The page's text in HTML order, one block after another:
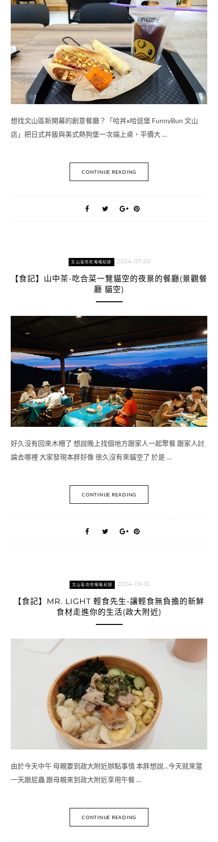
想找文山區新開幕的創意餐廳？「哈丼x哈逗堡 FunnyBun 文山
店」把日式丼飯與美式熱狗堡一次端上桌，平價大 …
CONTINUE READING
文山區吃吃喝喝紀錄 2024-07-20
【食記】山中茶-吃合菜一覽貓空的夜景的餐廳(景觀餐
廳 貓空)
好久沒有回來木柵了 想說晚上找個地方跟家人一起聚餐 跟家人討
論去哪裡 大家發現本胖好像 很久沒有來貓空了 於是 …
CONTINUE READING
文山區吃吃喝喝紀錄 2024-03-12
【食記】MR. LIGHT 輕食先生-讓輕食無負擔的新鮮
食材走進你的生活(政大附近)
由於今天中午 母親要到政大附近辦點事情 本胖想說…今天就來當
一天跟屁蟲 跟母親來到政大附近享用午餐 …
CONTINUE READING